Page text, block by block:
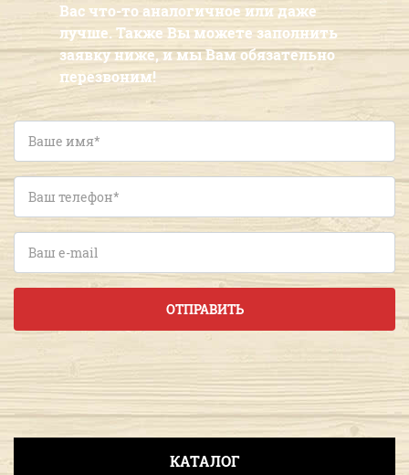
КАТАЛОГ
Вас что-то аналогичное или даже
лучше. Также Вы можете заполнить
заявку ниже, и мы Вам обязательно
перезвоним!
ОТПРАВИТЬ